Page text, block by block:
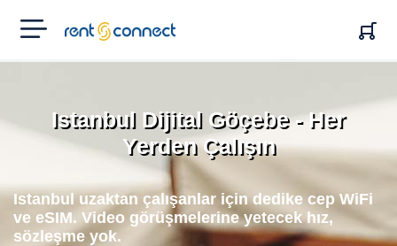
RENT'N
CONNECT
Istanbul Dijital Göçebe - Her
Yerden Çalışın
Istanbul uzaktan çalışanlar için dedike cep WiFi
ve eSIM. Video görüşmelerine yetecek hız,
sözleşme yok.